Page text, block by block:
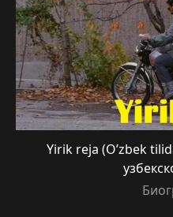
Yirik reja (O’zbek